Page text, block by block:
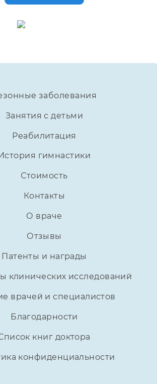
заболевания
Занятия с детьми
Реабилитация
История гимнастики
Стоимость
Контакты
О враче
Отзывы
Патенты и награды
клинических исследований
врачей и специалистов
Благодарности
книг доктора
конфиденциальности